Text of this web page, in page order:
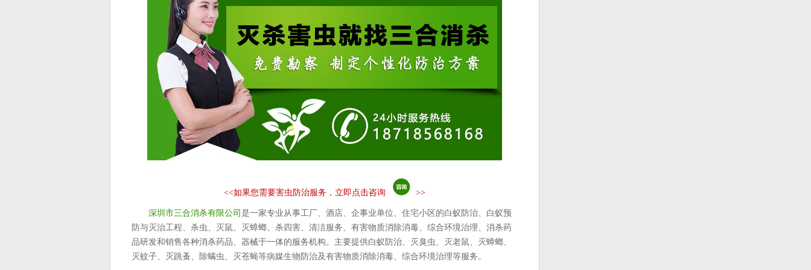
<<如果您需要害虫防治服务，立即点击咨询 >>
深圳市三合消杀有限公司 是一家专业从事工厂、酒店、企事业单位、住宅小区的白蚁防治、白蚁预
防与灭治工程、杀虫、灭鼠、灭蟑螂、杀四害、清洁服务、有害物质消除消毒、综合环境治理、消杀药
品研发和销售各种消杀药品、器械于一体的服务机构。主要提供白蚁防治、灭臭虫、灭老鼠、灭蟑螂、
灭蚊子、灭跳蚤、除螨虫、灭苍蝇等病媒生物防治及有害物质消除消毒、综合环境治理等服务。